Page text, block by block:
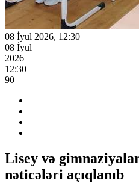
08 İyul 2026, 12:30
08 İyul
2026
12:30
90
Lisey və
nəticələri açıqlanıb